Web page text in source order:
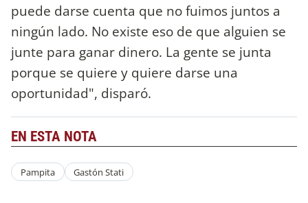
puede darse cuenta que no fuimos juntos a
ningún lado. No existe eso de que alguien se
junte para ganar dinero. La gente se junta
porque se quiere y quiere darse una
oportunidad", disparó.
EN ESTA NOTA
Pampita Gastón Stati